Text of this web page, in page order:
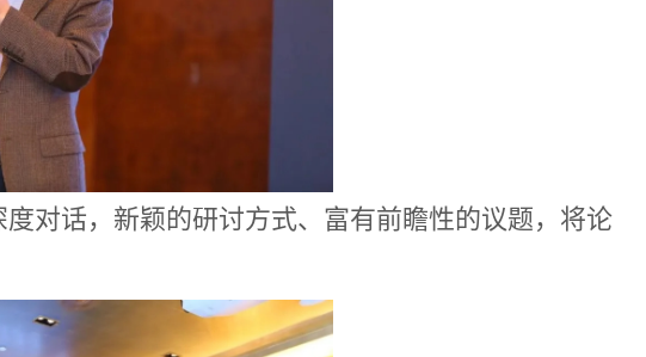
对话，新颖的研讨方式、富有前瞻性的议题，将论